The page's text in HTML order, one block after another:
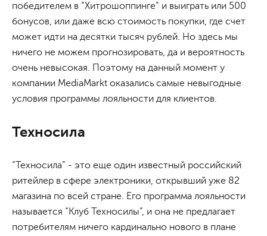
победителем в “Хитрошоппинге” и выиграть или 500
бонусов, или даже всю стоимость покупки, где счет
может идти на десятки тысяч рублей. Но здесь мы
ничего не можем прогнозировать, да и вероятность
очень невысокая. Поэтому на данный момент у
компании MediaMarkt оказались самые невыгодные
условия программы лояльности для клиентов.
Техносила
“Техносила” - это еще один известный российский
ритейлер в сфере электроники, открывший уже 82
магазина по всей стране. Его программа лояльности
называется “Клуб Техносилы”, и она не предлагает
потребителям ничего кардинально нового в плане